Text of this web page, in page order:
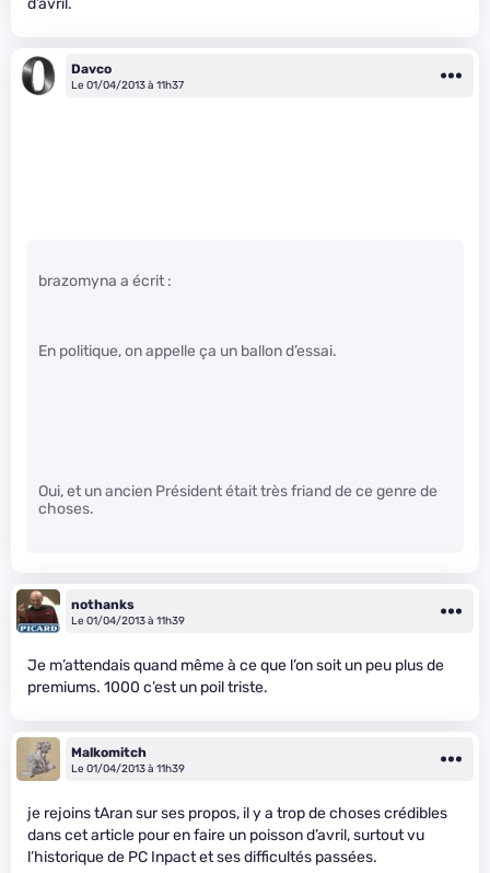
d’avril.
Davco
Le 01/04/2013 à 11h37
brazomyna a écrit :
En politique, on appelle ça un ballon d’essai.
Oui, et un ancien Président était très friand de ce genre de
choses.
nothanks
Le 01/04/2013 à 11h39
Je m’attendais quand même à ce que l’on soit un peu plus de
premiums. 1000 c’est un poil triste.
Malkomitch
Le 01/04/2013 à 11h39
je rejoins tAran sur ses propos, il y a trop de choses crédibles
dans cet article pour en faire un poisson d’avril, surtout vu
l’historique de PC Inpact et ses difficultés passées.